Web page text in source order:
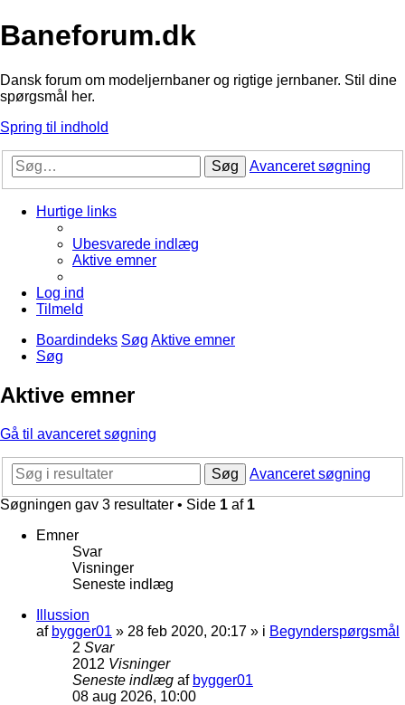
Baneforum.dk
Dansk forum om modeljernbaner og rigtige jernbaner. Stil dine
spørgsmål her.
Spring til indhold
Søg Avanceret søgning
Hurtige links
Ubesvarede indlæg
Aktive emner
Log ind
Tilmeld
Boardindeks Søg Aktive emner
Søg
Aktive emner
Gå til avanceret søgning
Søg
Avanceret søgning
Søgningen gav 3 resultater • Side 1 af 1
Emner
Svar
Visninger
Seneste indlæg
Illussion
af bygger01 » 28 feb 2020, 20:17 » i Begynderspørgsmål
2 Svar
2012 Visninger
Seneste indlæg af bygger01
08 aug 2026, 10:00